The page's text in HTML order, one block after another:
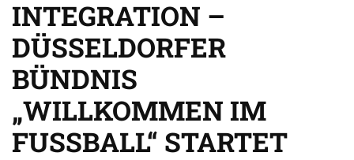
INTEGRATION –
DÜSSELDORFER
BÜNDNIS
„WILLKOMMEN IM
FUSSBALL“ STARTET